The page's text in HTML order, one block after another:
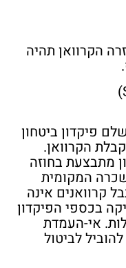
הקרוואן תהיה
פיקדון ביטחון
הקרוואן.
מתבצעת בחוזה
המקומית
קרוואנים אינה
בכספי הפיקדון
אי-העמדת
לביטול